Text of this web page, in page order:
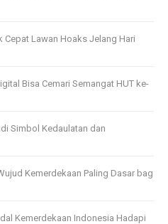
Cepat Lawan Hoaks Jelang Hari
Bisa Cemari Semangat HUT ke-
Simbol Kedaulatan dan
Kemerdekaan Paling Dasar bag
Kemerdekaan Indonesia Hadapi